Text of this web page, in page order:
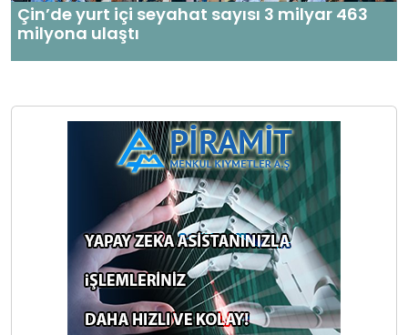
Çin’de yurt içi seyahat sayısı 3 milyar 463
milyona ulaştı